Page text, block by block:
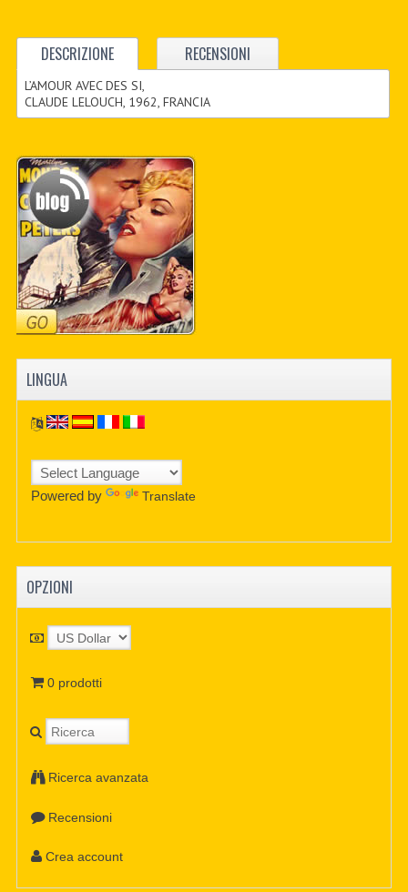
DESCRIZIONE RECENSIONI
L’AMOUR AVEC DES SI,
CLAUDE LELOUCH, 1962, FRANCIA
LINGUA
Powered by Translate
OPZIONI
0 prodotti
Ricerca avanzata
Recensioni
Crea account